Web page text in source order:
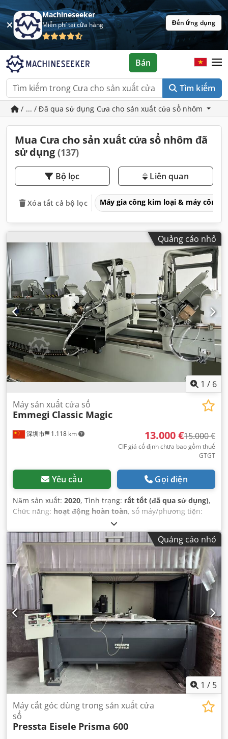
Machineseeker
Miễn phí tại cửa hàng Đến ứng dụng
Tìm kiếm
Bán
/ ... / Đã qua sử dụng Cưa cho sản xuất cửa sổ nhôm
Mua Cưa cho sản xuất cửa sổ nhôm đã
sử dụng (137)
Bộ lọc Liên quan
Xóa tất cả bộ lọc Máy gia công kim loại & máy công
Quảng cáo nhỏ
1 / 6
深圳市 1.118 km
Máy sản xuất cửa sổ
Emmegi Classic Magic
13.000 €15.000 €
CIF giá cố định chưa bao gồm thuế
GTGT
Yêu cầu Gọi điện
Năm sản xuất: 2020, Tình trạng: rất tốt (đã qua sử dụng),
Chức năng: hoạt động hoàn toàn, số máy/phương tiện:
Quảng cáo nhỏ
1 / 5
Máy cắt góc dùng trong sản xuất cửa
sổ
Pressta Eisele Prisma 600